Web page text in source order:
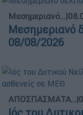
Μεσημεριανό...|
Μεσημεριανό
08/08/2026
ΑΠΟΣΠΑΣΜΑΤΑ...|